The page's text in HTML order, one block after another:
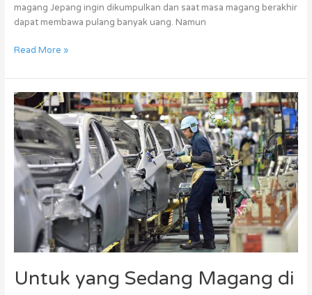
magang Jepang ingin dikumpulkan dan saat masa magang berakhir
dapat membawa pulang banyak uang. Namun
Read More »
Untuk yang Sedang Magang di
Untuk
yang
Sedang
Magang
di
Jepang,
Beberapa
Hal
Membuat
Menyesal